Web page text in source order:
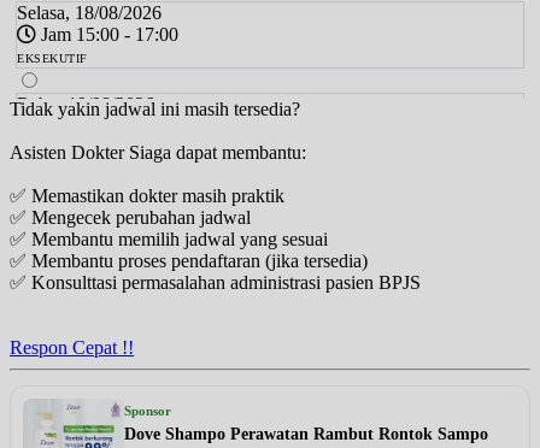
Selasa, 18/08/2026
Jam 15:00 - 17:00
EKSEKUTIF
Rabu, 19/08/2026
Jam 15:00 - 17:00
EKSEKUTIF
Senin, 24/08/2026
Jam 15:00 - 17:00
EKSEKUTIF
Selasa, 25/08/2026
Jam 15:00 - 17:00
EKSEKUTIF
Tidak yakin jadwal ini masih tersedia?
Asisten Dokter Siaga dapat membantu:
✅ Memastikan dokter masih praktik
✅ Mengecek perubahan jadwal
✅ Membantu memilih jadwal yang sesuai
✅ Membantu proses pendaftaran (jika tersedia)
✅ Konsulttasi permasalahan administrasi pasien BPJS
Respon Cepat !!
Sponsor
Dove Shampo Perawatan Rambut Rontok Sampo